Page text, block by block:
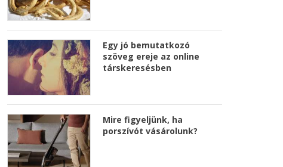
Egy jó bemutatkozó
szöveg ereje az online
társkeresésben
Mire figyeljünk, ha
porszívót vásárolunk?